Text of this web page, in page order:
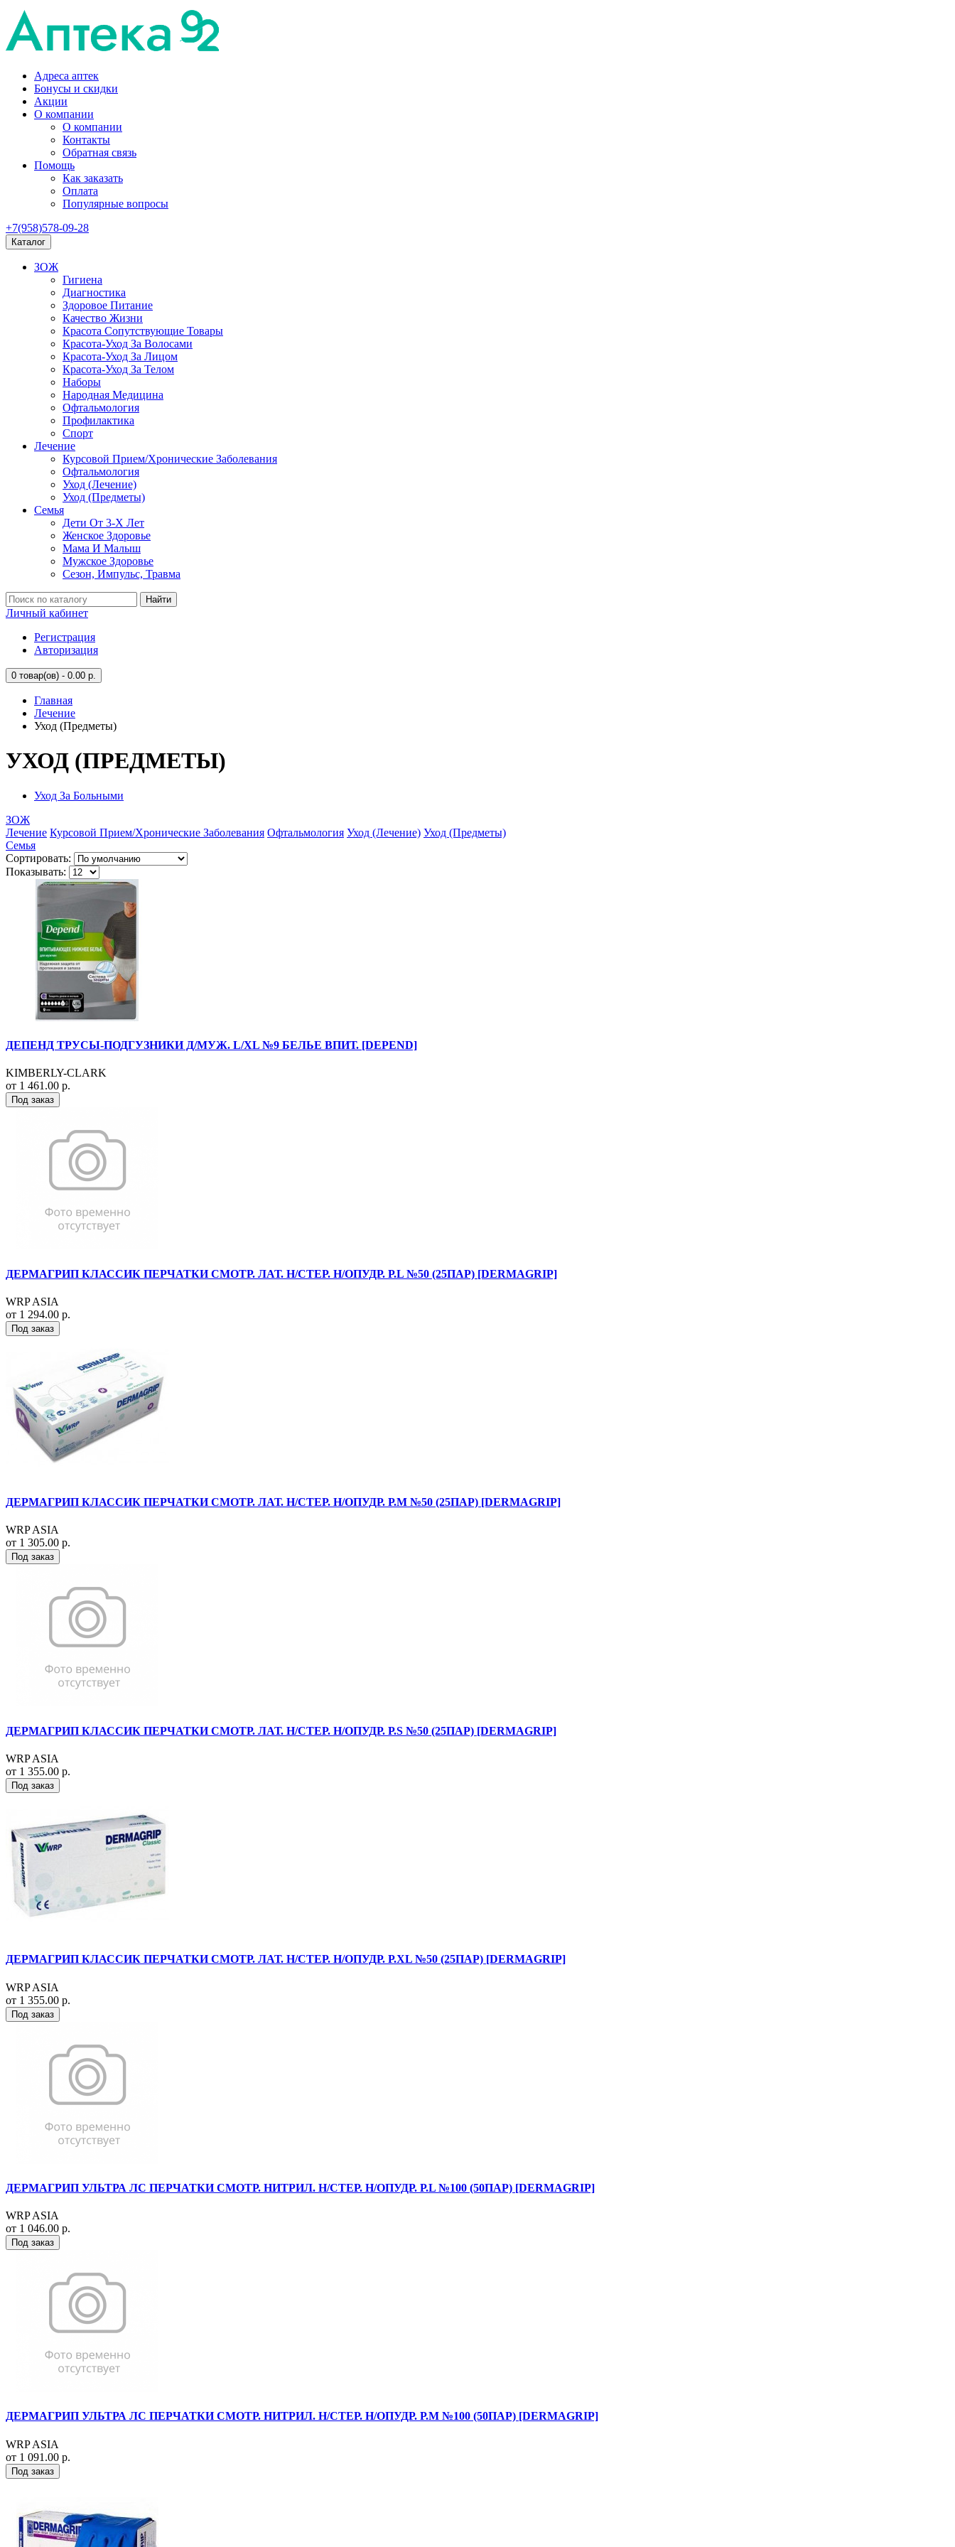
Адреса аптек
Бонусы и скидки
Акции
О компании
О компании
Контакты
Обратная связь
Помощь
Как заказать
Оплата
Популярные вопросы
+7(958)578-09-28
Каталог
ЗОЖ
Гигиена
Диагностика
Здоровое Питание
Качество Жизни
Красота Сопутствующие Товары
Красота-Уход За Волосами
Красота-Уход За Лицом
Красота-Уход За Телом
Наборы
Народная Медицина
Офтальмология
Профилактика
Спорт
Лечение
Курсовой Прием/Хронические Заболевания
Офтальмология
Уход (Лечение)
Уход (Предметы)
Семья
Дети От 3-Х Лет
Женское Здоровье
Мама И Малыш
Мужское Здоровье
Сезон, Импульс, Травма
Найти
Личный кабинет
Регистрация
Авторизация
0 товар(ов) - 0.00 р.
Главная
Лечение
Уход (Предметы)
УХОД (ПРЕДМЕТЫ)
Уход За Больными
ЗОЖ
Лечение Курсовой Прием/Хронические Заболевания Офтальмология Уход (Лечение) Уход (Предметы)
Семья
Сортировать:
Показывать:
ДЕПЕНД ТРУСЫ-ПОДГУЗНИКИ Д/МУЖ. L/XL №9 БЕЛЬЕ ВПИТ. [DEPEND]
KIMBERLY-CLARK
от 1 461.00 р.
Под заказ
ДЕРМАГРИП КЛАССИК ПЕРЧАТКИ СМОТР. ЛАТ. Н/СТЕР. Н/ОПУДР. Р.L №50 (25ПАР) [DERMAGRIP]
WRP ASIA
от 1 294.00 р.
Под заказ
ДЕРМАГРИП КЛАССИК ПЕРЧАТКИ СМОТР. ЛАТ. Н/СТЕР. Н/ОПУДР. Р.M №50 (25ПАР) [DERMAGRIP]
WRP ASIA
от 1 305.00 р.
Под заказ
ДЕРМАГРИП КЛАССИК ПЕРЧАТКИ СМОТР. ЛАТ. Н/СТЕР. Н/ОПУДР. Р.S №50 (25ПАР) [DERMAGRIP]
WRP ASIA
от 1 355.00 р.
Под заказ
ДЕРМАГРИП КЛАССИК ПЕРЧАТКИ СМОТР. ЛАТ. Н/СТЕР. Н/ОПУДР. Р.XL №50 (25ПАР) [DERMAGRIP]
WRP ASIA
от 1 355.00 р.
Под заказ
ДЕРМАГРИП УЛЬТРА ЛС ПЕРЧАТКИ СМОТР. НИТРИЛ. Н/СТЕР. Н/ОПУДР. Р.L №100 (50ПАР) [DERMAGRIP]
WRP ASIA
от 1 046.00 р.
Под заказ
ДЕРМАГРИП УЛЬТРА ЛС ПЕРЧАТКИ СМОТР. НИТРИЛ. Н/СТЕР. Н/ОПУДР. Р.M №100 (50ПАР) [DERMAGRIP]
WRP ASIA
от 1 091.00 р.
Под заказ